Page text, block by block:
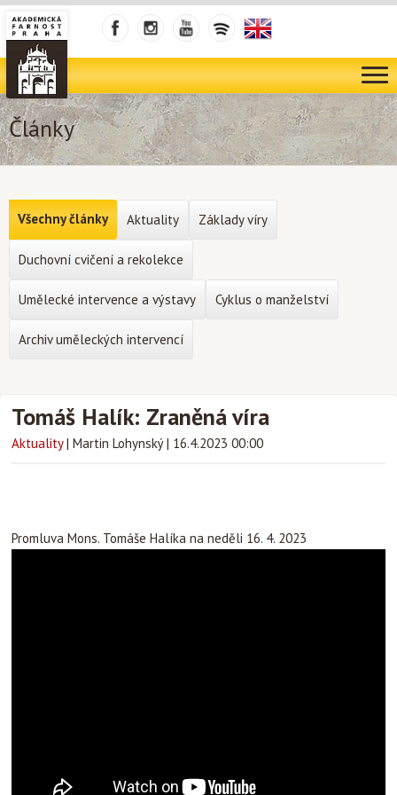
Články
Tomáš Halík: Zraněná víra
Aktuality | Martin Lohynský| 16.4.2023 00:00
Promluva Mons. Tomáše Halíka na neděli 16. 4. 2023
Všechny články Aktuality Základy víry
Duchovní cvičení a rekolekce
Umělecké intervence a výstavy Cyklus o manželství
Archiv uměleckých intervencí